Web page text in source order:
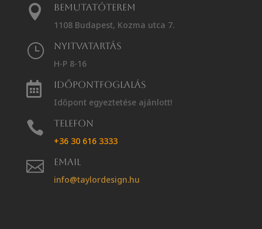

Bemutatóterem
1108 Budapest, Kozma utca 7.
}
Nyitvatartás
H-P 8-16

Időpontfoglalás
Időpont egyeztetése ajánlott!

Telefon
+36 30 616 3333

Email
info@taylordesign.hu